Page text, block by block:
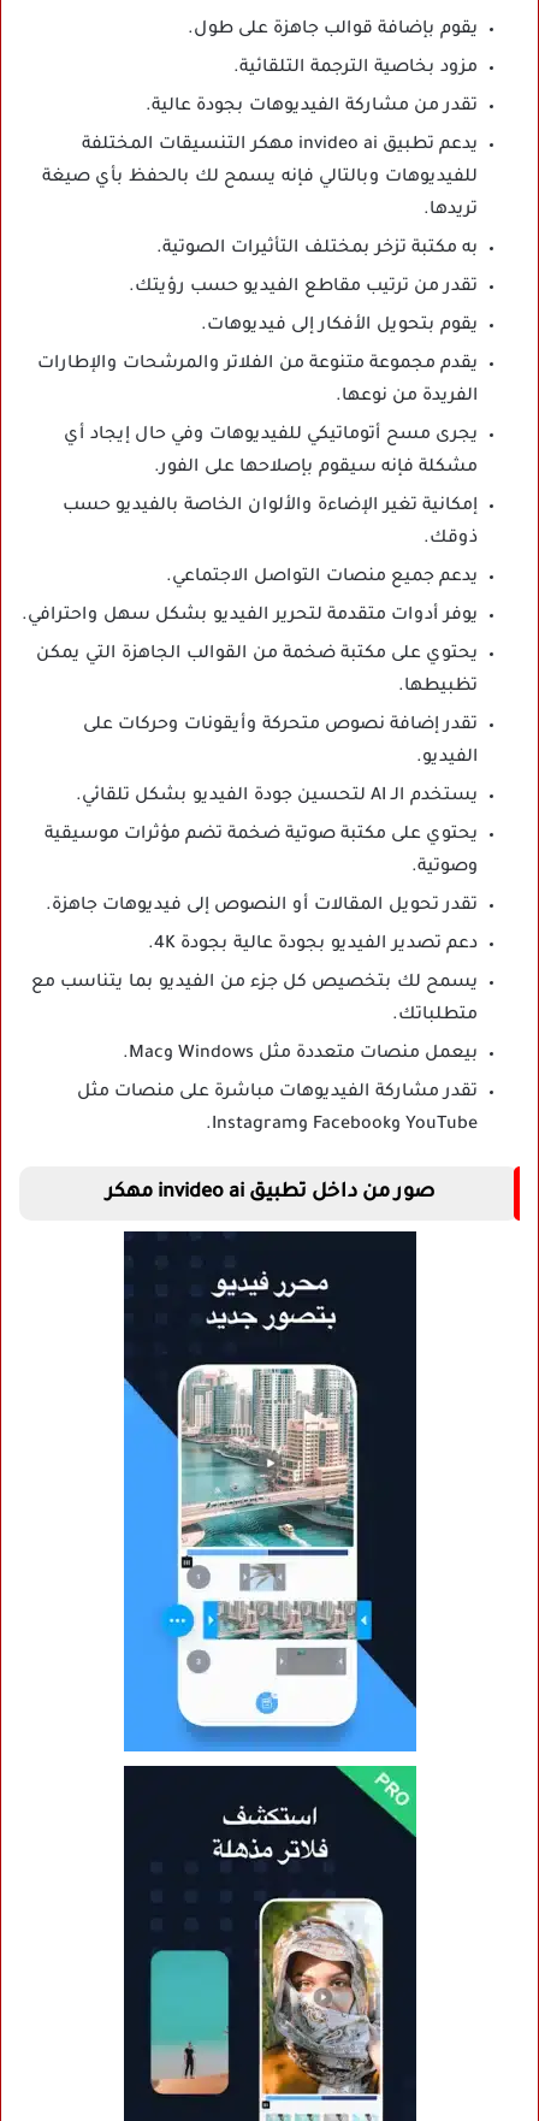
يقوم بإضافة قوالب جاهزة على طول.
مزود بخاصية الترجمة التلقائية.
تقدر من مشاركة الفيديوهات بجودة عالية.
يدعم تطبيق invideo ai مهكر التنسيقات المختلفة
للفيديوهات وبالتالي فإنه يسمح لك بالحفظ بأي صيغة
تريدها.
به مكتبة تزخر بمختلف التأثيرات الصوتية.
تقدر من ترتيب مقاطع الفيديو حسب رؤيتك.
يقوم بتحويل الأفكار إلى فيديوهات.
يقدم مجموعة متنوعة من الفلاتر والمرشحات والإطارات
الفريدة من نوعها.
يجرى مسح أتوماتيكي للفيديوهات وفي حال إيجاد أي
مشكلة فإنه سيقوم بإصلاحها على الفور.
إمكانية تغير الإضاءة والألوان الخاصة بالفيديو حسب
ذوقك.
يدعم جميع منصات التواصل الاجتماعي.
يوفر أدوات متقدمة لتحرير الفيديو بشكل سهل واحترافي.
يحتوي على مكتبة ضخمة من القوالب الجاهزة التي يمكن
تظبيطها.
تقدر إضافة نصوص متحركة وأيقونات وحركات على
الفيديو.
يستخدم الـ AI لتحسين جودة الفيديو بشكل تلقائي.
يحتوي على مكتبة صوتية ضخمة تضم مؤثرات موسيقية
وصوتية.
تقدر تحويل المقالات أو النصوص إلى فيديوهات جاهزة.
دعم تصدير الفيديو بجودة عالية بجودة 4K.
يسمح لك بتخصيص كل جزء من الفيديو بما يتناسب مع
متطلباتك.
بيعمل منصات متعددة مثل Windows وMac.
تقدر مشاركة الفيديوهات مباشرة على منصات مثل
YouTube وFacebook وInstagram.
صور من داخل تطبيق invideo ai مهكر